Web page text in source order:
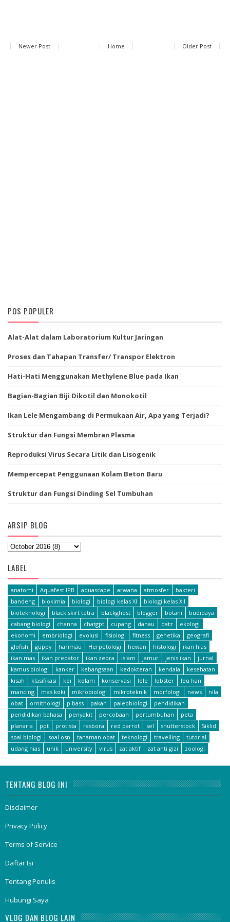
Newer Post Older Post
Home
POS POPULER
Alat-Alat dalam Laboratorium Kultur Jaringan
Proses dan Tahapan Transfer/ Transpor Elektron
Hati-Hati Menggunakan Methylene Blue pada Ikan
Bagian-Bagian Biji Dikotil dan Monokotil
Ikan Lele Mengambang di Permukaan Air, Apa yang Terjadi?
Struktur dan Fungsi Membran Plasma
Reproduksi Virus Secara Litik dan Lisogenik
Mempercepat Penggunaan Kolam Beton Baru
Struktur dan Fungsi Dinding Sel Tumbuhan
ARSIP BLOG
LABEL
anatomi Aquafest IPB aquascape arwana atmosfer
bakteri
bandeng
biokimia biologi biologi kelas XI
biologi kelas XII
bioteknologi
black skirt tetra blackghost blogger botani
budidaya
cabang biologi
channa chatgpt cupang danau datz
ekologi
ekonomi
embriologi evolusi fisiologi fitness genetika
geografi
glofish
guppy harimau Herpetologi hewan histologi
ikan hias
ikan mas
ikan predator ikan zebra islam jamur jenis ikan
jurnal
kamus biologi
kanker kebangsaan kedokteran kendala
kesehatan
kisah
klasifikasi koi kolam konservasi lele lobster
lou han
mancing
mas koki mikrobiologi mikroteknik morfologi news
nila
obat
ornithologi p bass pakan paleobiologi
pendidikan
pendidikan bahasa
penyakit percobaan pertumbuhan
peta
planaria
ppt protista rasbora red parrot sel shutterstock
Siklid
soal biologi
soal osn tanaman obat teknologi travelling
tutorial
udang hias
unik university virus zat aktif zat anti gizi zoologi
TENTANG BLOG INI
Disclaimer
Privacy Policy
Terms of Service
Daftar Isi
Tentang Penulis
Hubungi Saya
VLOG DAN BLOG LAIN